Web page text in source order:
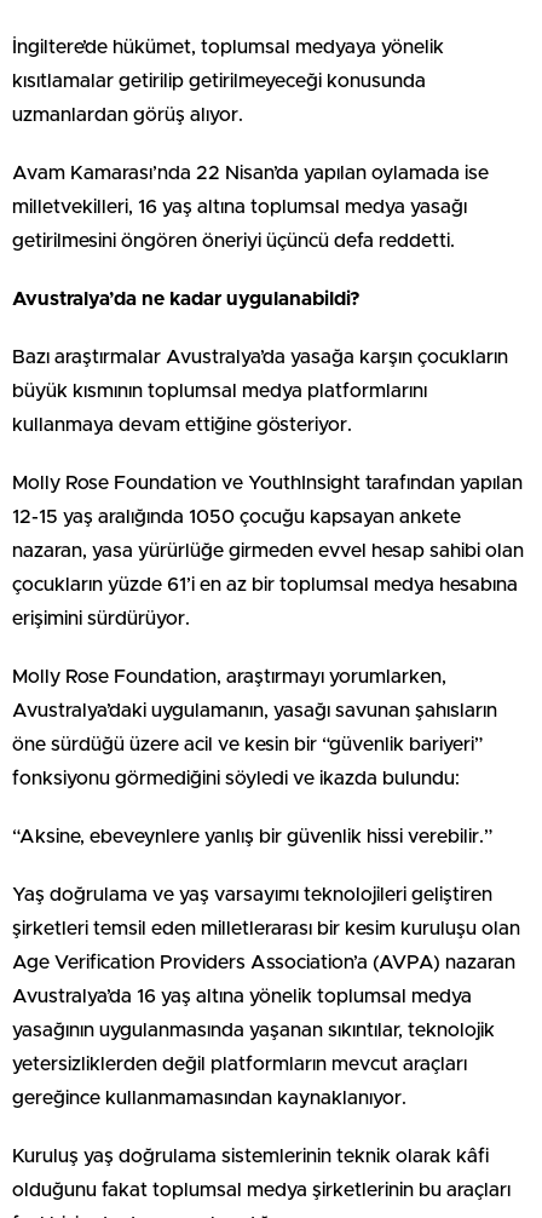
İngiltere’de hükümet, toplumsal medyaya yönelik
kısıtlamalar getirilip getirilmeyeceği konusunda
uzmanlardan görüş alıyor.
Avam Kamarası’nda 22 Nisan’da yapılan oylamada ise
milletvekilleri, 16 yaş altına toplumsal medya yasağı
getirilmesini öngören öneriyi üçüncü defa reddetti.
Avustralya’da ne kadar uygulanabildi?
Bazı araştırmalar Avustralya’da yasağa karşın çocukların
büyük kısmının toplumsal medya platformlarını
kullanmaya devam ettiğine gösteriyor.
Molly Rose Foundation ve YouthInsight tarafından yapılan
12-15 yaş aralığında 1050 çocuğu kapsayan ankete
nazaran, yasa yürürlüğe girmeden evvel hesap sahibi olan
çocukların yüzde 61’i en az bir toplumsal medya hesabına
erişimini sürdürüyor.
Molly Rose Foundation, araştırmayı yorumlarken,
Avustralya’daki uygulamanın, yasağı savunan şahısların
öne sürdüğü üzere acil ve kesin bir “güvenlik bariyeri”
fonksiyonu görmediğini söyledi ve ikazda bulundu:
“Aksine, ebeveynlere yanlış bir güvenlik hissi verebilir.”
Yaş doğrulama ve yaş varsayımı teknolojileri geliştiren
şirketleri temsil eden milletlerarası bir kesim kuruluşu olan
Age Verification Providers Association’a (AVPA) nazaran
Avustralya’da 16 yaş altına yönelik toplumsal medya
yasağının uygulanmasında yaşanan sıkıntılar, teknolojik
yetersizliklerden değil platformların mevcut araçları
gereğince kullanmamasından kaynaklanıyor.
Kuruluş yaş doğrulama sistemlerinin teknik olarak kâfi
olduğunu fakat toplumsal medya şirketlerinin bu araçları